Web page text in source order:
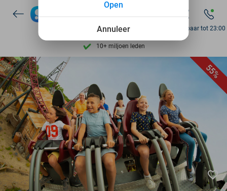
7 dagen per week beschikbaar
10+ miljoen leden
9,4 op basis van
7 dagen per week beschikbaar
10+ miljoen leden
Bereikbaar tot 23:00
55%
favorite_border
Annuleer
Open